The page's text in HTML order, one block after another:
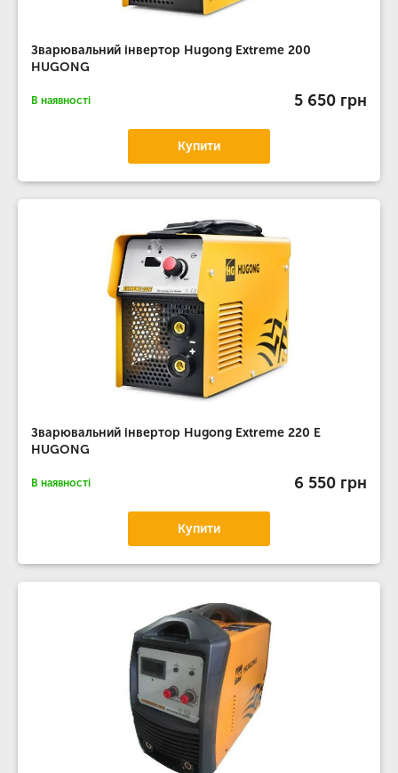
Зварювальний інвертор Hugong Extreme 200
HUGONG
В наявності 5 650 грн
Купити
Зварювальний інвертор Hugong Extreme 220 E
HUGONG
В наявності 6 550 грн
Купити